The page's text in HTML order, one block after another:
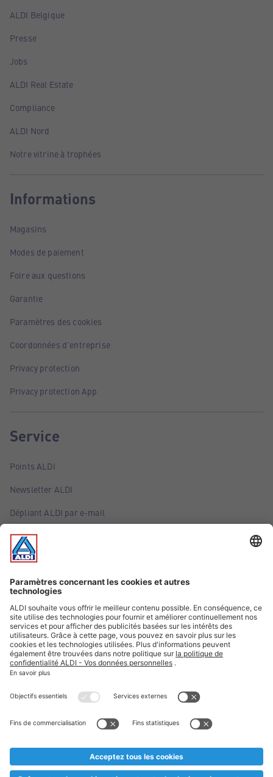
ALDI Belgique
Presse
Jobs
ALDI Real Estate
Compliance
ALDI Nord
Notre vitrine à trophées
Informations
Magasins
Modes de paiement
Foire aux questions
Garantie
Paramètres des cookies
Coordonnées d'entreprise
Privacy protection
Privacy protection App
Service
Points ALDI
Newsletter ALDI
Dépliant ALDI par e-mail
Offres
Infos essentielles
Suivez ALDI Belgique
Textes marqués d'un astérisque et mentions légales
* Nous vendons ces articles temporairement et jusqu'à
au cas où, malgré le planning bien étudié, nous serions
prématurément en rupture de stock. Prix Recupel et TVA incl.
** Sur ce site, l’utilisation de la forme masculine a été adoptée